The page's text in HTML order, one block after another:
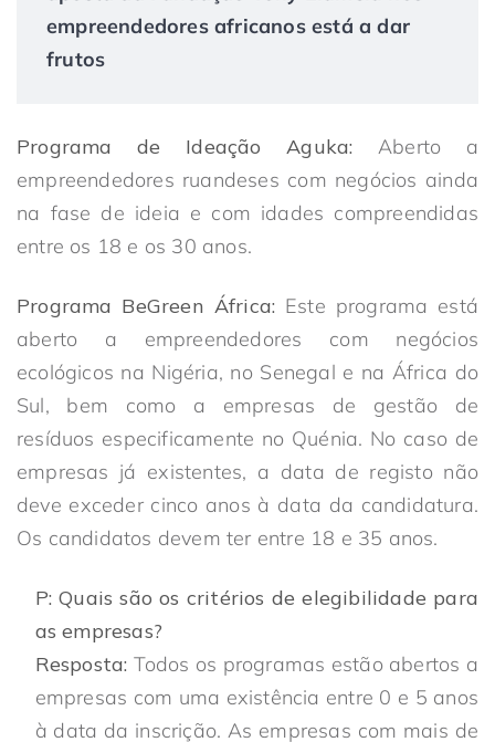
empreendedores africanos está a dar
frutos
Programa de Ideação Aguka: Aberto a
empreendedores ruandeses com negócios ainda
na fase de ideia e com idades compreendidas
entre os 18 e os 30 anos.
Programa BeGreen África: Este programa está
aberto a empreendedores com negócios
ecológicos na Nigéria, no Senegal e na África do
Sul, bem como a empresas de gestão de
resíduos especificamente no Quénia. No caso de
empresas já existentes, a data de registo não
deve exceder cinco anos à data da candidatura.
Os candidatos devem ter entre 18 e 35 anos.
P: Quais são os critérios de elegibilidade para
as empresas?
Resposta: Todos os programas estão abertos a
empresas com uma existência entre 0 e 5 anos
à data da inscrição. As empresas com mais de